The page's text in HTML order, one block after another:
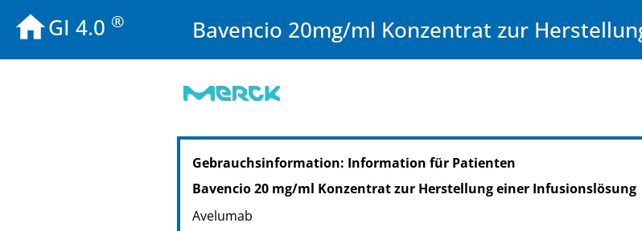
GI 4.0 ® Bavencio 20mg/ml Konzentrat zur
PZN: 13228058
PPN: 111322805874
NTIN: 04150132280583
Gebrauchsinformation: Information für Patienten
Bavencio 20 mg/ml Konzentrat zur Herstellung einer Infusionslösung
Avelumab